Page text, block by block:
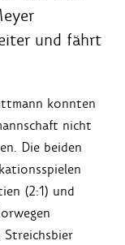
und fährt
konnten
nicht
Die beiden
(2:1) und
Streichsbier